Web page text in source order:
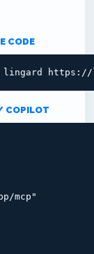
CODE
lingard https://
COPILOT
mcp"